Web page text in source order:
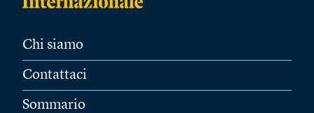
Chi siamo
Contattaci
Sommario